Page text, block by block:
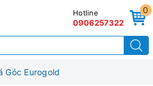
0
Hotline
0906257322
Góc Eurogold